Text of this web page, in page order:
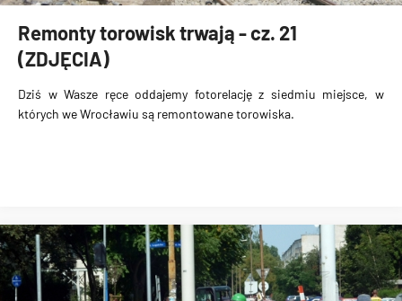
Remonty torowisk trwają - cz. 21
(ZDJĘCIA)
Dziś w Wasze ręce oddajemy fotorelację z siedmiu miejsce, w
których we Wrocławiu są remontowane torowiska.